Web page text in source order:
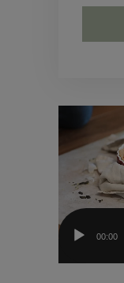
Video-
00:00